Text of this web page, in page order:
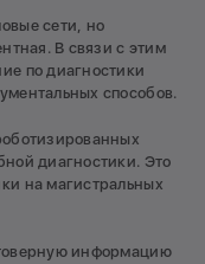
сети, но
В связи с этим
по диагностики
способов.
диагностики. Это
на магистральных
информацию